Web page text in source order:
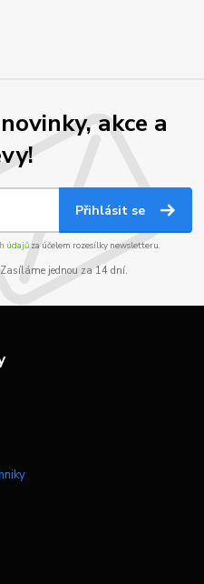
akce a
Přihlásit se
údajůza účelem rozesílky newsletteru.
jednou za 14 dní.